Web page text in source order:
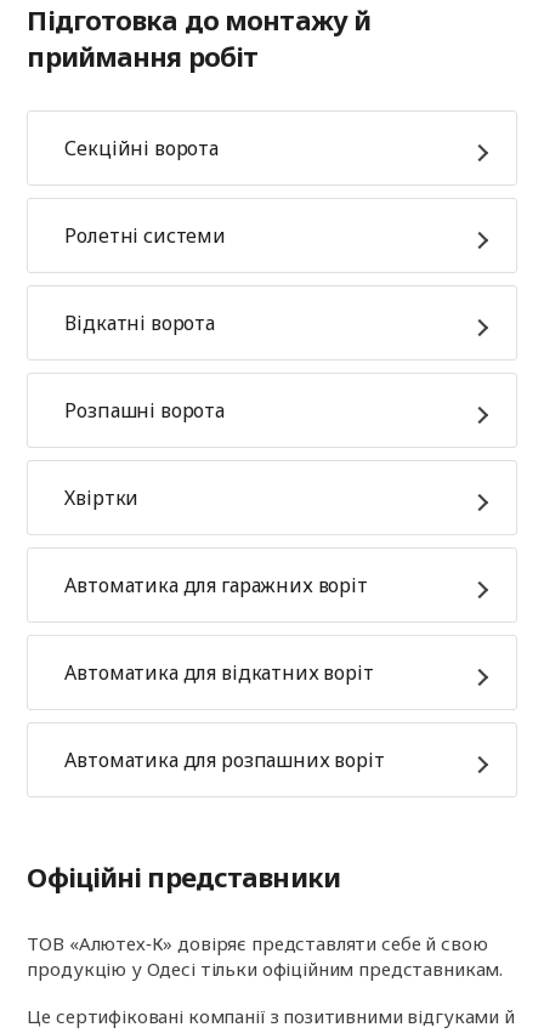
Підготовка до монтажу й
приймання робіт
Секційні ворота
Ролетні системи
Відкатні ворота
Розпашні ворота
Хвіртки
Автоматика для гаражних воріт
Автоматика для відкатних воріт
Автоматика для розпашних воріт
Офіційні представники
ТОВ «Алютех‑К» довіряє представляти себе й свою
продукцію у Одесі тільки офіційним представникам.
Це сертифіковані компанії з позитивними відгуками й